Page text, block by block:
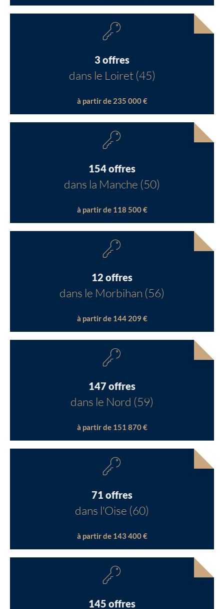
3 offres
dans le Loiret (45)
à partir de 235 000 €
154 offres
dans la Manche (50)
à partir de 118 500 €
12 offres
dans le Morbihan (56)
à partir de 144 209 €
147 offres
dans le Nord (59)
à partir de 151 870 €
71 offres
dans l'Oise (60)
à partir de 143 400 €
145 offres